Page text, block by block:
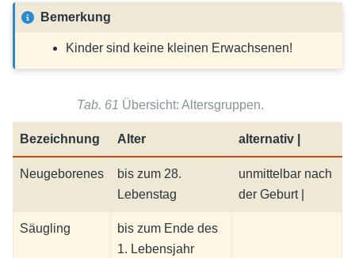
Bemerkung
Kinder sind keine kleinen Erwachsenen!
Tab. 61 Übersicht: Altersgruppen.
Bezeichnung Alter alternativ |
Neugeborenes
bis zum 28.
Lebenstag
unmittelbar nach
der Geburt |
Säugling
bis zum Ende des
1. Lebensjahr